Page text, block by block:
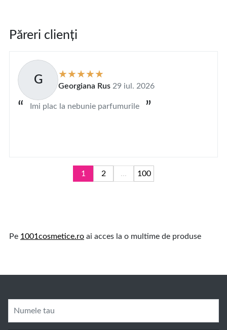
Păreri clienți
G Georgiana Rus 29 iul. 2026
Imi plac la nebunie parfumurile
1 2 ... 100
Pe 1001cosmetice.ro ai acces la o multime de produse
Numele tau